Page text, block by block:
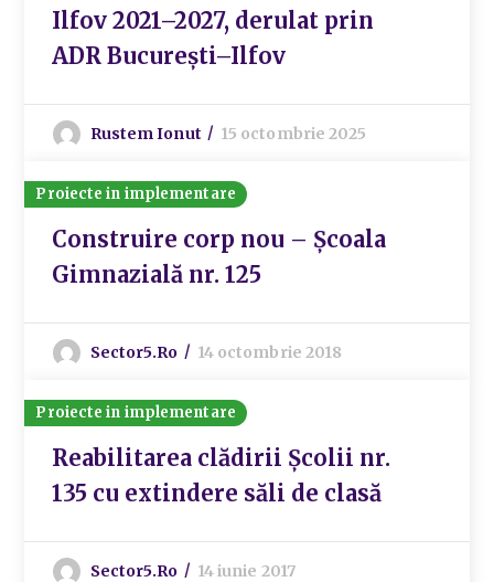
Ilfov 2021–2027, derulat prin
ADR București–Ilfov
Rustem Ionut 15 octombrie 2025
Proiecte in implementare
Construire corp nou – Școala
Gimnazială nr. 125
Sector5.ro 14 octombrie 2018
Proiecte in implementare
Reabilitarea clădirii Școlii nr.
135 cu extindere săli de clasă
Sector5.ro 14 iunie 2017